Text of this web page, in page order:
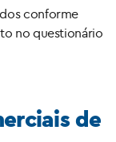
conforme
no questionário
de